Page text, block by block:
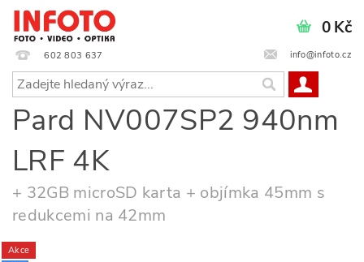
602 803 637 info@infoto.cz
0 Kč
Pard NV007SP2 940nm
LRF 4K
+ 32GB microSD karta + objímka 45mm s
redukcemi na 42mm
Akce